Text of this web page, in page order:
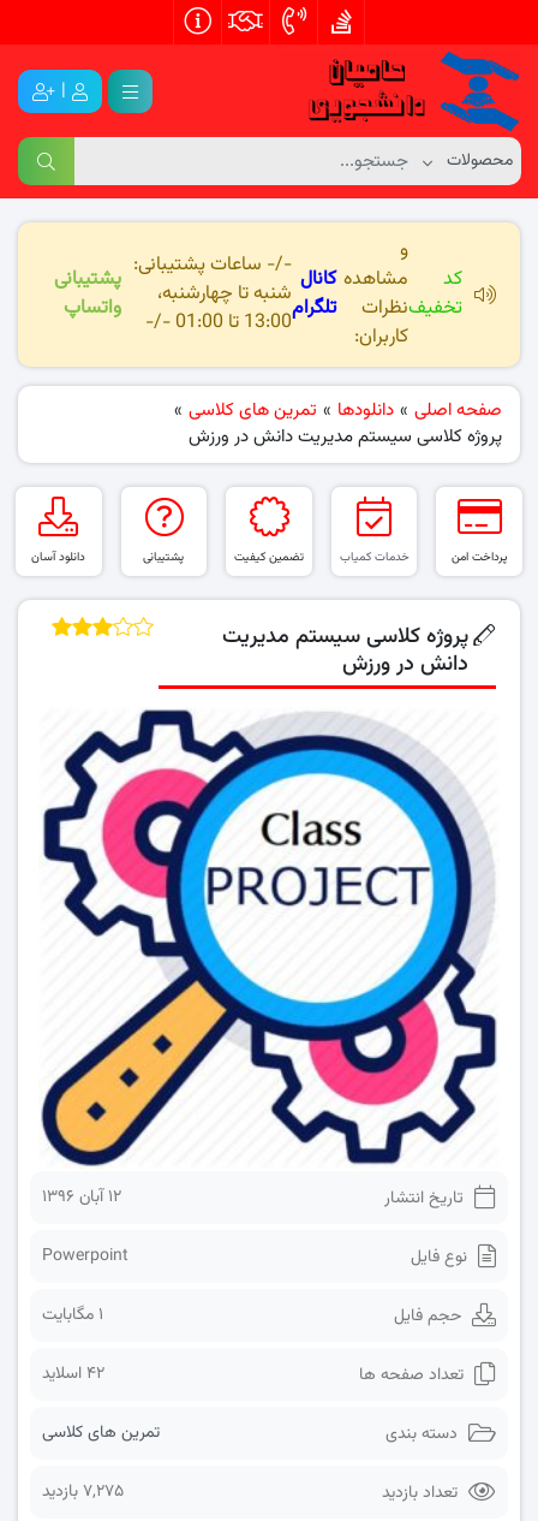
|
کد
تخفیف
و
مشاهده
نظرات
کاربران:
کانال
تلگرام
-/- ساعات پشتیبانی:
شنبه تا چهارشنبه،
13:00 تا 01:00 -/-
پشتیبانی
واتساپ
صفحه اصلی » دانلودها » تمرین های کلاسی »
پروژه کلاسی سیستم مدیریت دانش در ورزش
پرداخت امن خدمات کمیاب تضمین کیفیت پشتیبانی دانلود آسان
پروژه کلاسی سیستم مدیریت
دانش در ورزش
تاریخ انتشار ۱۲ آبان ۱۳۹۶
نوع فایل Powerpoint
حجم فایل 1 مگابایت
تعداد صفحه ها 42 اسلاید
دسته بندی تمرین های کلاسی
تعداد بازدید 7,275 بازدید